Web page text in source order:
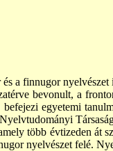
a finnugor
bevonult, a
egyetemi
több évtizeden át
nyelvészet felé.